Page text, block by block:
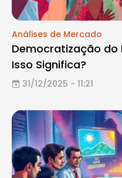
Análises de Mercado
Democratização do
Isso Significa?
31/12/2025 - 11:21